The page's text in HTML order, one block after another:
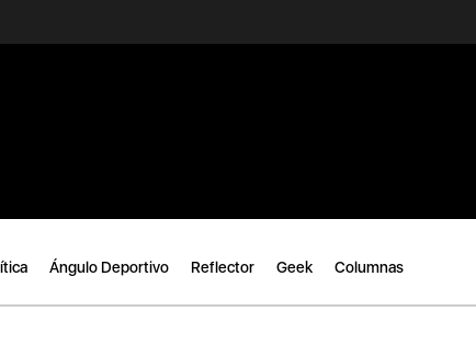
Ángulo Deportivo Reflector Geek Columnas